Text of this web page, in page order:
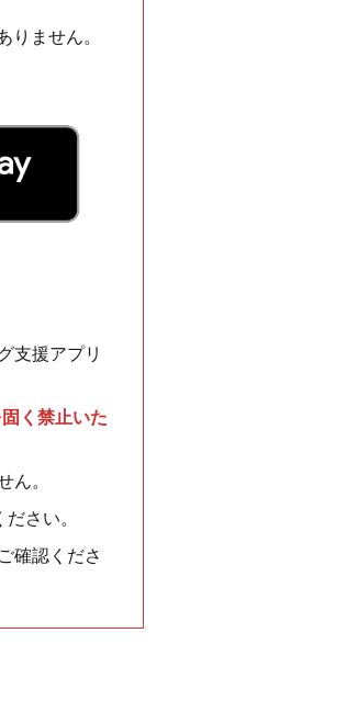
ません。
支援アプリ
く禁止いた
ん。
さい。
確認くださ